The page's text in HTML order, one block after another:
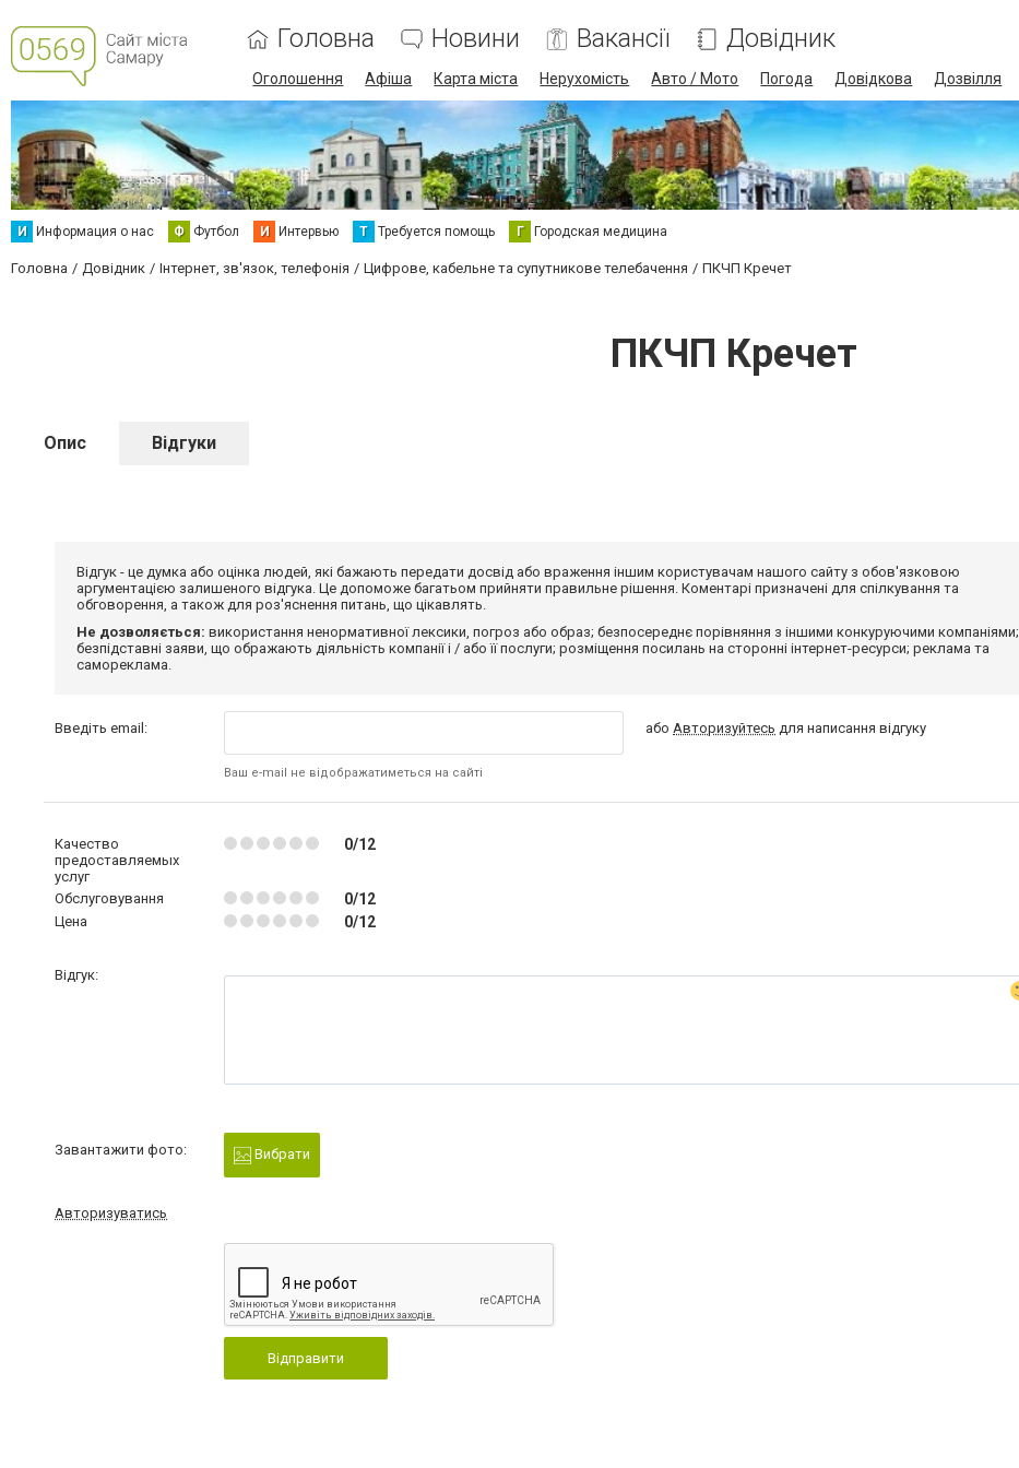
Головна Новини Вакансії Довідник
Оголошення Афіша Карта міста Нерухомість Авто / Мото Погода Довідкова Дозвілля
И Информация о нас Ф Футбол И Интервью Т Требуется помощь Г Городская медицина
Головна Довідник Інтернет, зв'язок, телефонія Цифрове, кабельне та супутникове телебачення ПКЧП Кречет
ПКЧП Кречет
Опис Відгуки
Відгук - це думка або оцінка людей, які бажають передати досвід або враження іншим користувачам нашого сайту з обов'язковою
аргументацією залишеного відгука. Це допоможе багатьом прийняти правильне рішення. Коментарі призначені для спілкування та
обговорення, а також для роз'яснення питань, що цікавлять.
Не дозволяється: використання ненормативної лексики, погроз або образ; безпосереднє порівняння з іншими конкуруючими компаніями;
безпідставні заяви, що ображають діяльність компанії і / або її послуги; розміщення посилань на сторонні інтернет-ресурси; реклама та
самореклама.
Введіть email:
Ваш e-mail не відображатиметься на сайті
абоАвторизуйтесь для написання відгуку
Качество
предоставляемых
услуг
0/12
Обслуговування 0/12
Цена 0/12
Відгук:
Завантажити фото: Вибрати
Авторизуватись
Відправити